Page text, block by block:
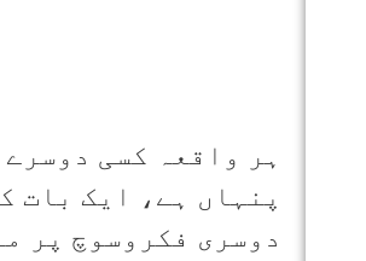
ہر واقعہ کسی
پنہاں ہے، ایک بات
دوسری فکروسوچ پر